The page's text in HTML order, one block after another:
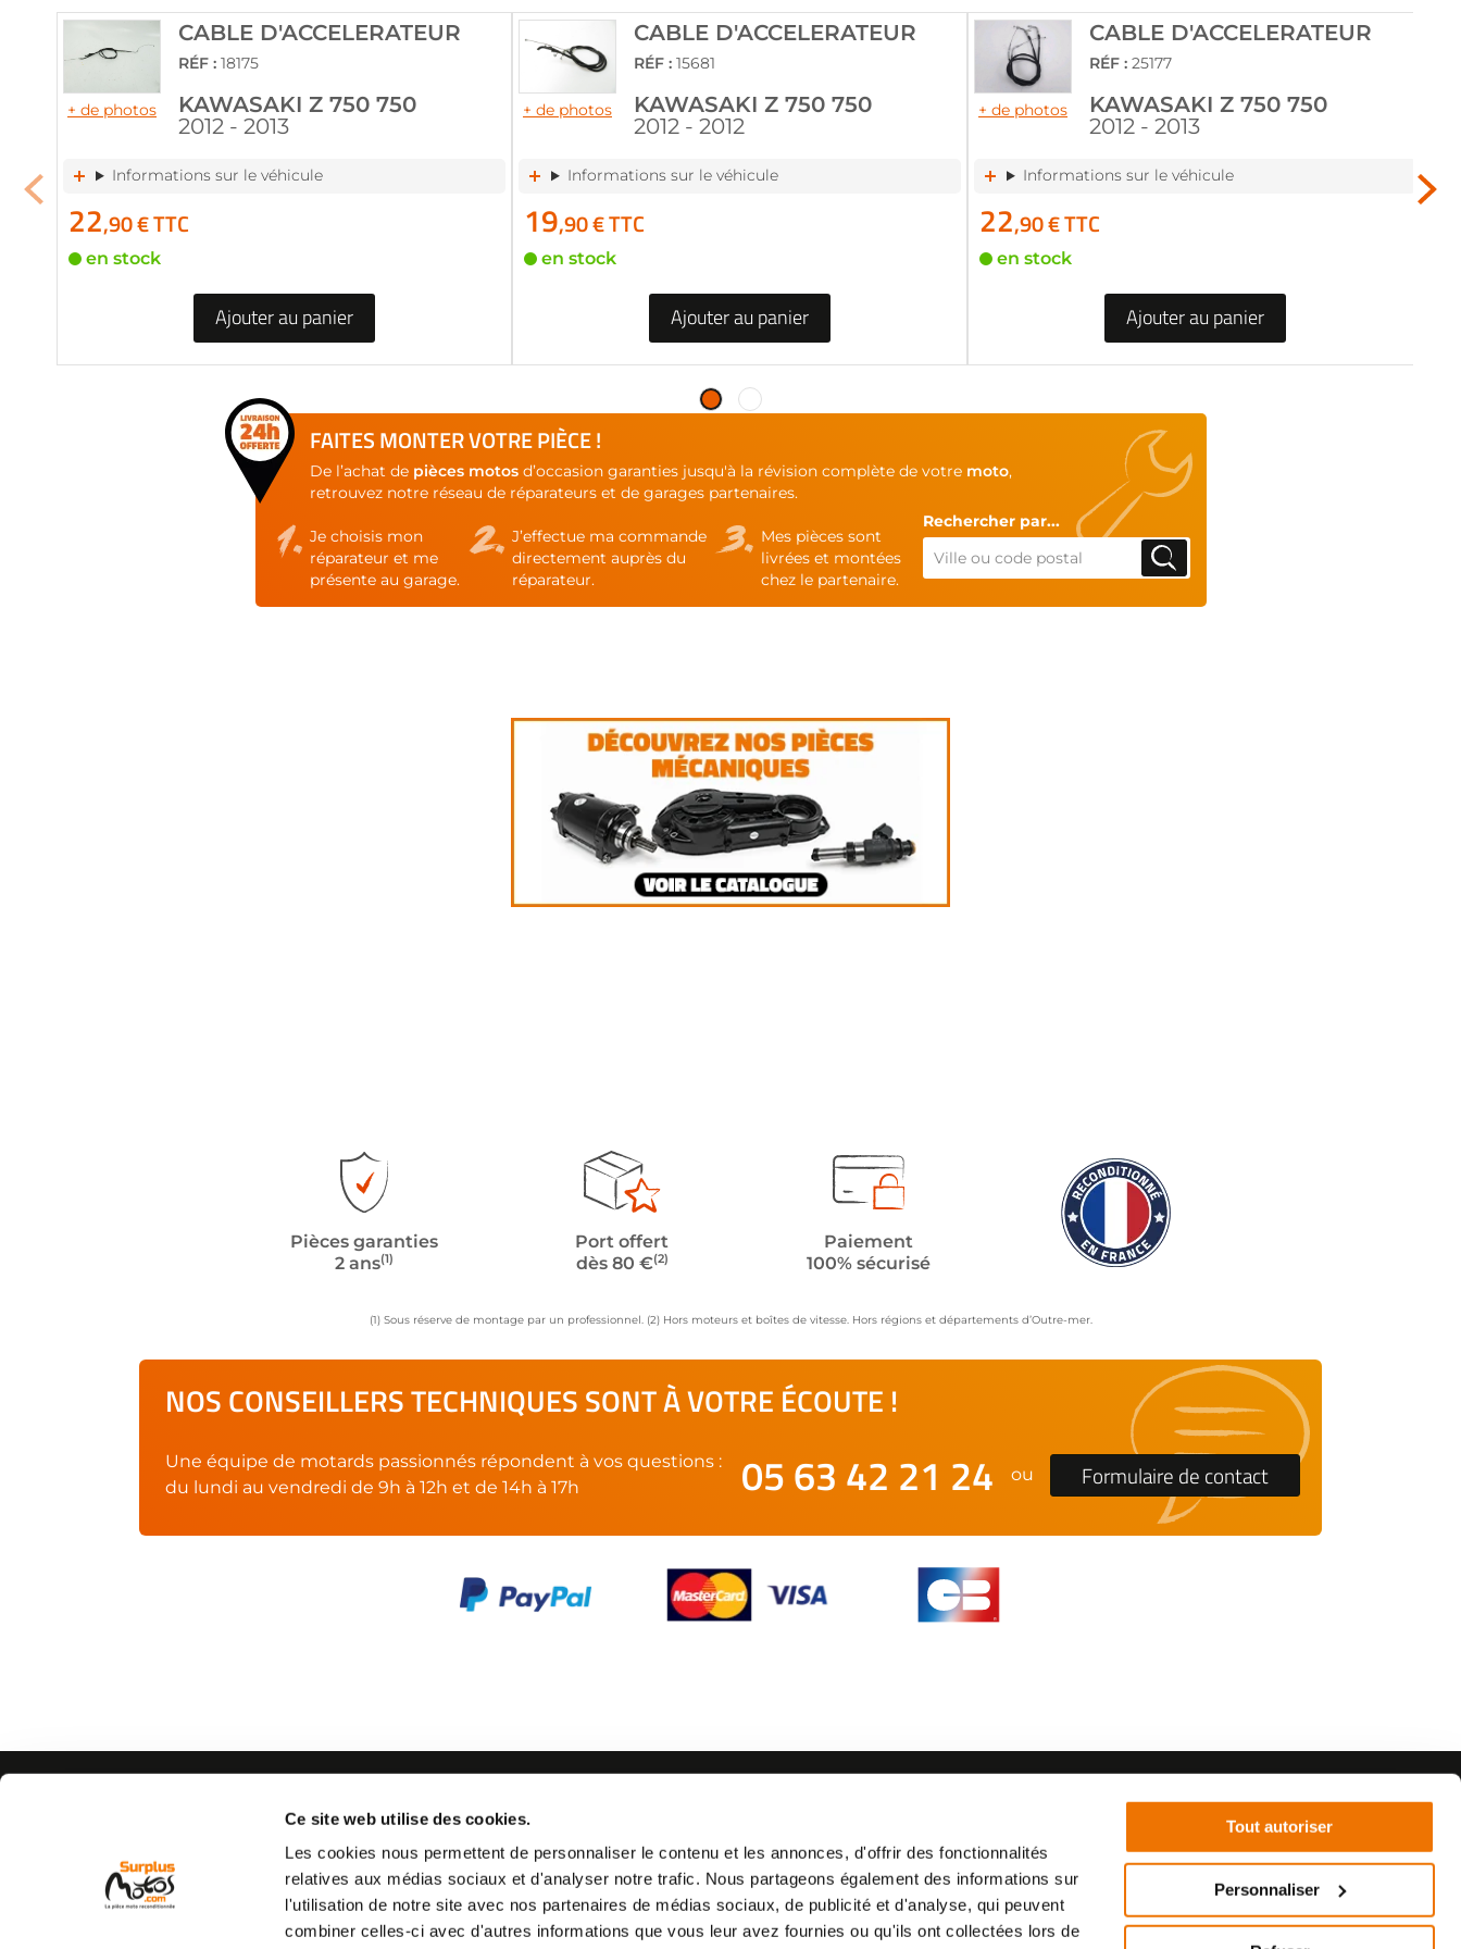
Ce site web utilise des cookies.
Les cookies nous permettent de personnaliser le contenu et les annonces, d'offrir des fonctionnalités
relatives aux médias sociaux et d'analyser notre trafic. Nous partageons également des informations sur
l'utilisation de notre site avec nos partenaires de médias sociaux, de publicité et d'analyse, qui peuvent
combiner celles-ci avec d'autres informations que vous leur avez fournies ou qu'ils ont collectées lors de
Tout autoriser
Personnaliser
+ de photos
CABLE D'ACCELERATEUR
RÉF : 18175
KAWASAKI Z 750 750
2012 - 2013
Informations sur le véhicule
22,90 € TTC
en stock
Ajouter au panier
+ de photos
CABLE D'ACCELERATEUR
RÉF : 15681
KAWASAKI Z 750 750
2012 - 2012
Informations sur le véhicule
19,90 € TTC
en stock
Ajouter au panier
+ de photos
CABLE D'ACCELERATEUR
RÉF : 25177
KAWASAKI Z 750 750
2012 - 2013
Informations sur le véhicule
22,90 € TTC
en stock
Ajouter au panier
FAITES MONTER VOTRE PIÈCE !
De l’achat de pièces motosd’occasion garanties jusqu'à la révision complète de votre moto,
retrouvez notre réseau de réparateurs et de garages partenaires.
Je choisis mon
réparateur et me
présente au garage.
J’effectue ma commande
directement auprès du
réparateur.
Mes pièces sont
livrées et montées
chez le partenaire.
Rechercher par...
Pièces garanties
2 ans(1)
Port offert
dès 80 €(2)
Paiement
100% sécurisé
(1) Sous réserve de montage par un professionnel. (2) Hors moteurs et boîtes de vitesse. Hors régions et départements d’Outre-mer.
NOS CONSEILLERS TECHNIQUES SONT À VOTRE ÉCOUTE !
Une équipe de motards passionnés répondent à vos questions :
du lundi au vendredi de 9h à 12h et de 14h à 17h
05 63 42 21 24 ou Formulaire de contact
AIDE
Qui sommes nous
CONTACTEZ-NOUS
Par e-mail :Cliquez ici
Par téléphone :
05 63 42 21 24
(coût d'un appel local)
SUIVEZ-NOUS
©2021 - SurplusMotos - Réalisation : datasolution.fr